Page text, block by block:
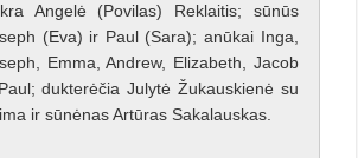
Angelė (Povilas) Reklaitis; sūnūs
(Eva) ir Paul (Sara); anūkai Inga,
Emma, Andrew, Elizabeth, Jacob
dukterėčia Julytė Žukauskienė su
ir sūnėnas Artūras Sakalauskas.